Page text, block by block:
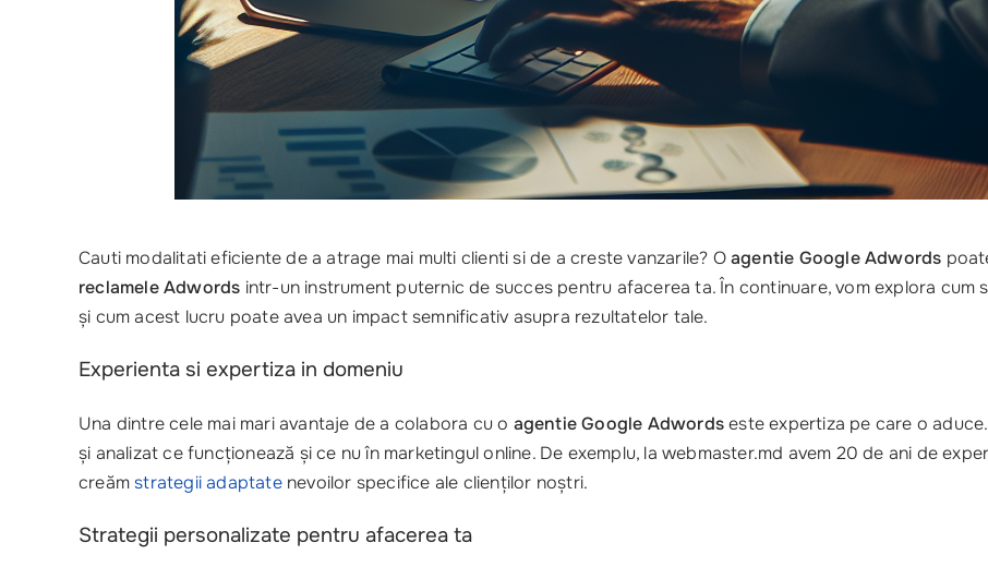
Cauti modalitati eficiente de a atrage mai multi clienti si de a creste vanzarile? Oagentie Google Adwords
reclamele Adwords intr-un instrument puternic de succes pentru afacerea ta. În continuare, vom explora
și cum acest lucru poate avea un impact semnificativ asupra rezultatelor tale.
Experienta si expertiza in domeniu
Una dintre cele mai mari avantaje de a colabora cu o agentie Google Adwordseste expertiza pe care o
și analizat ce funcționează și ce nu în marketingul online. De exemplu, la webmaster.md avem 20 de ani de
creămstrategii adaptatenevoilor specifice ale clienților noștri.
Strategii personalizate pentru afacerea ta